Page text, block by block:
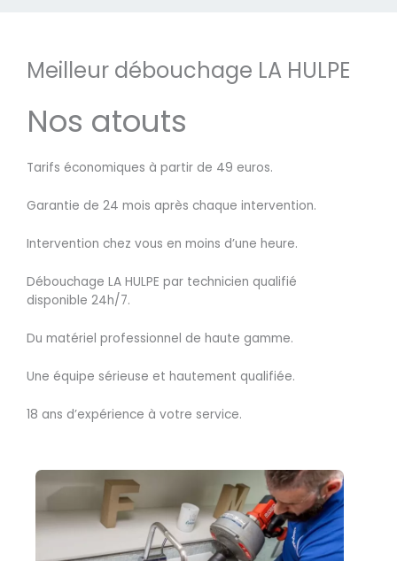
Meilleur débouchage LA HULPE
Nos atouts
Tarifs économiques à partir de 49 euros.
Garantie de 24 mois après chaque intervention.
Intervention chez vous en moins d’une heure.
Débouchage LA HULPE par technicien qualifié
disponible 24h/7.
Du matériel professionnel de haute gamme.
Une équipe sérieuse et hautement qualifiée.
18 ans d’expérience à votre service.